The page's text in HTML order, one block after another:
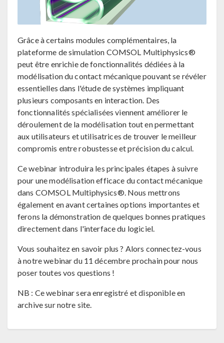
Grâce à certains modules complémentaires, la
plateforme de simulation COMSOL Multiphysics®
peut être enrichie de fonctionnalités dédiées à la
modélisation du contact mécanique pouvant se révéler
essentielles dans l'étude de systèmes impliquant
plusieurs composants en interaction. Des
fonctionnalités spécialisées viennent améliorer le
déroulement de la modélisation tout en permettant
aux utilisateurs et utilisatrices de trouver le meilleur
compromis entre robustesse et précision du calcul.
Ce webinar introduira les principales étapes à suivre
pour une modélisation efficace du contact mécanique
dans COMSOL Multiphysics®. Nous mettrons
également en avant certaines options importantes et
ferons la démonstration de quelques bonnes pratiques
directement dans l'interface du logiciel.
Vous souhaitez en savoir plus ? Alors connectez-vous
à notre webinar du 11 décembre prochain pour nous
poser toutes vos questions !
NB : Ce webinar sera enregistré et disponible en
archive sur notre site.